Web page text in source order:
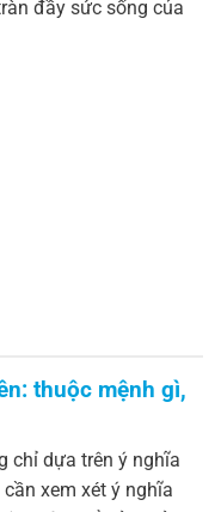
đầy sức sống của
thuộc mệnh gì,
chỉ dựa trên ý nghĩa
xem xét ý nghĩa